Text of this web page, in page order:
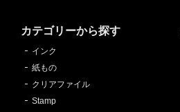
カテゴリーから探す
インク
紙もの
クリアファイル
Stamp